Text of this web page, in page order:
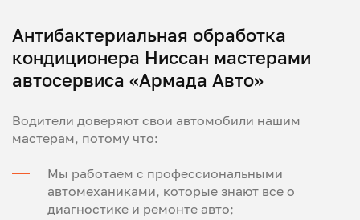
Антибактериальная обработка
кондиционера Ниссан мастерами
автосервиса «Армада Авто»
Водители доверяют свои автомобили нашим
мастерам, потому что:
Мы работаем с профессиональными
автомеханиками, которые знают все о
диагностике и ремонте авто;